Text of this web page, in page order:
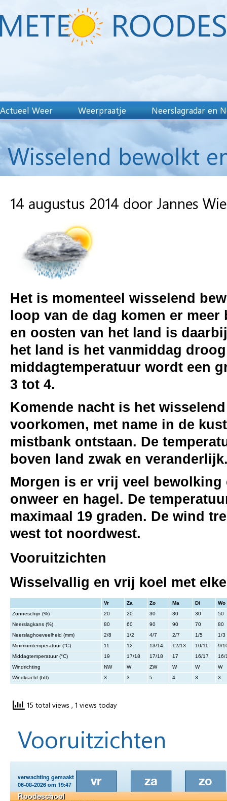
Actueel Weer Weerpraatje Neerslagradar en
Wisselend bewolkt
14 augustus 2014 door Jannes
Het is momenteel wisselend
loop van de dag komen er
en oosten van het land is
het land is het vanmiddag
middagtemperatuur wordt een
3 tot 4.
Komende nacht is het
voorkomen, met name in de
mistbank ontstaan. De
boven land zwak en
Morgen is er vrij veel
onweer en hagel. De
maximaal 19 graden. De wind
west tot noordwest.
Vooruitzichten
Wisselvallig en vrij koel met
Vr Za Zo Ma Di
Wo
Zonneschijn (%)
20 20 30 30 30
50
Neerslagkans (%)
80 60 90 90 70
80
Neerslaghoeveelheid (mm)
2/8 1/2 4/7 2/7 1/5
1/3
Minimumtemperatuur (°C)
11 12 13/14 12/13 10/11
9/
Middagtemperatuur (°C)
19 17/18 17/18 17 16/17
16/
Windrichting
NW W ZW W W
W
Windkracht (bft)
3 3 5 4 3 3
15 total views , 1 views today
Vooruitzichten